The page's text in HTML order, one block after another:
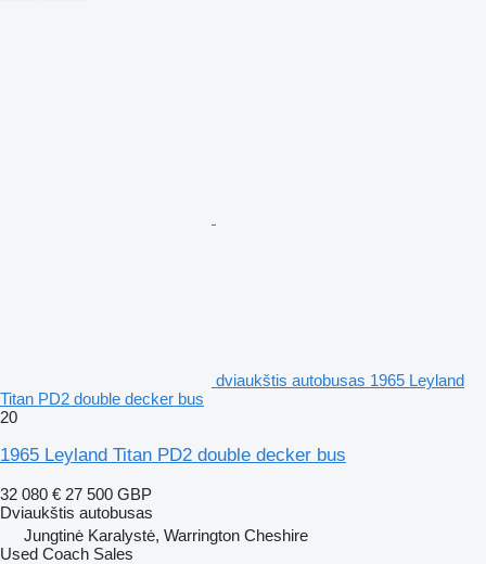
dviaukštis autobusas 1965 Leyland
Titan PD2 double decker bus
20
1965 Leyland Titan PD2 double decker bus
32 080 € 27 500 GBP
Dviaukštis autobusas
Jungtinė Karalystė, Warrington Cheshire
Used Coach Sales